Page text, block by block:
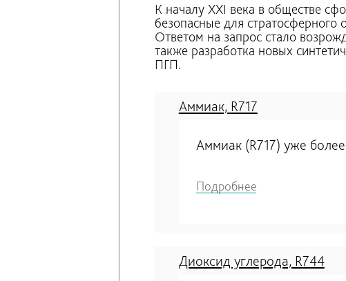
К началу XXI века в обществе
безопасные для
Ответом на запрос стало
также разработка новых
ПГП.
Аммиак, R717
Аммиак (R717) уже
Подробнее
Диоксид углерода, R744